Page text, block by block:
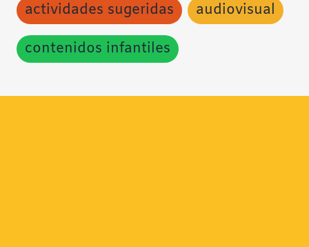
actividades sugeridas
audiovisual
contenidos infantiles